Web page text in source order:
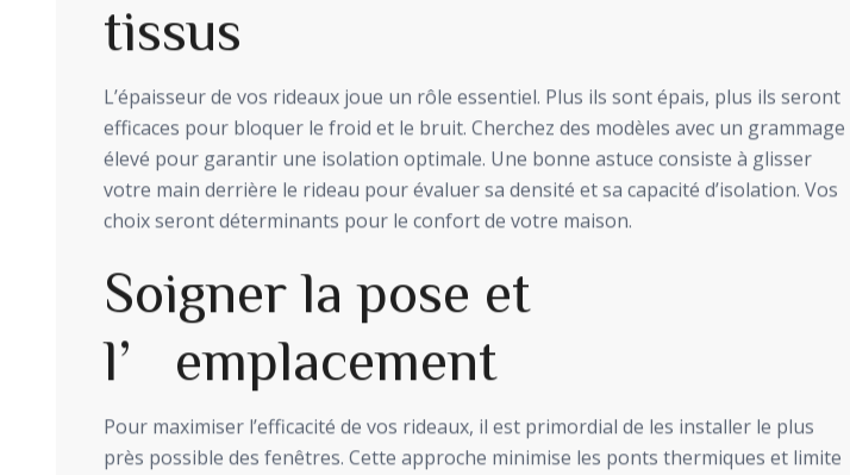
tissus
L’épaisseur de vos rideaux joue un rôle essentiel. Plus ils sont épais, plus ils seront
efficaces pour bloquer le froid et le bruit. Cherchez des modèles avec un grammage
élevé pour garantir une isolation optimale. Une bonne astuce consiste à glisser
votre main derrière le rideau pour évaluer sa densité et sa capacité d’isolation. Vos
choix seront déterminants pour le confort de votre maison.
Soigner la pose et
l’emplacement
Pour maximiser l’efficacité de vos rideaux, il est primordial de les installer le plus
près possible des fenêtres. Cette approche minimise les ponts thermiques et limite